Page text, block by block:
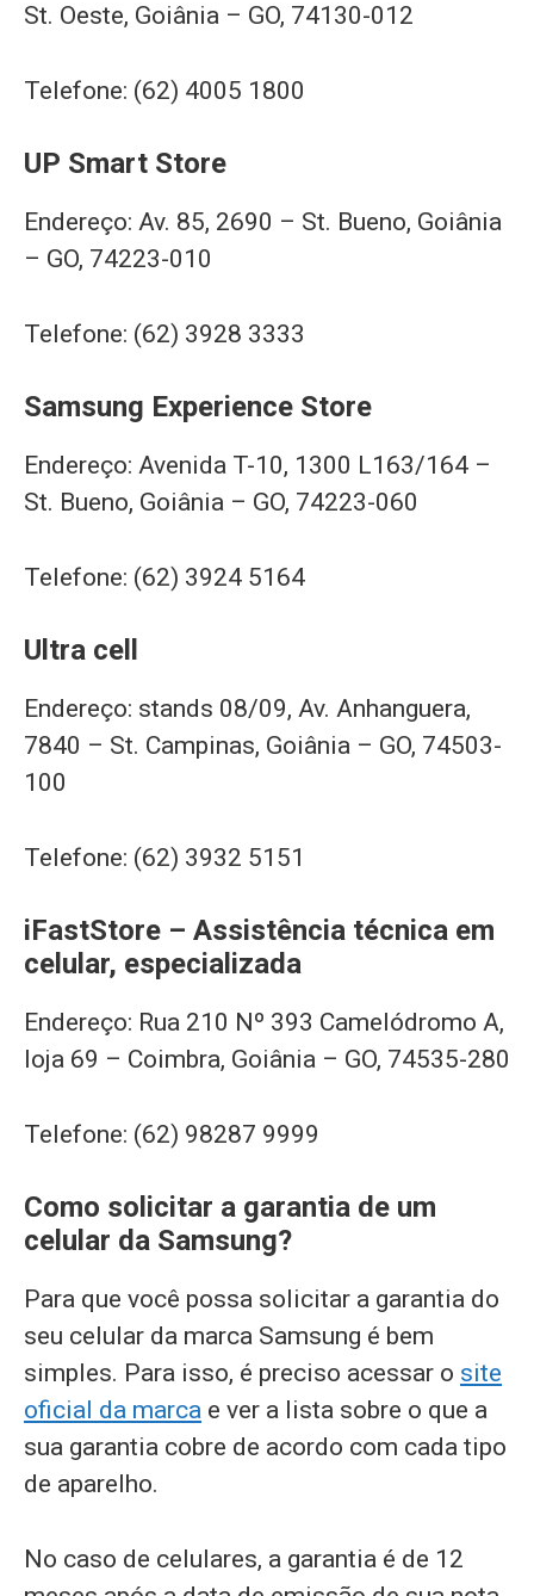
St. Oeste, Goiânia – GO, 74130-012
Telefone: (62) 4005 1800
UP Smart Store
Endereço: Av. 85, 2690 – St. Bueno, Goiânia
– GO, 74223-010
Telefone: (62) 3928 3333
Samsung Experience Store
Endereço: Avenida T-10, 1300 L163/164 –
St. Bueno, Goiânia – GO, 74223-060
Telefone: (62) 3924 5164
Ultra cell
Endereço: stands 08/09, Av. Anhanguera,
7840 – St. Campinas, Goiânia – GO, 74503-
100
Telefone: (62) 3932 5151
iFastStore – Assistência técnica em
celular, especializada
Endereço: Rua 210 Nº 393 Camelódromo A,
loja 69 – Coimbra, Goiânia – GO, 74535-280
Telefone: (62) 98287 9999
Como solicitar a garantia de um
celular da Samsung?
Para que você possa solicitar a garantia do
seu celular da marca Samsung é bem
simples. Para isso, é preciso acessar o site
oficial da marca e ver a lista sobre o que a
sua garantia cobre de acordo com cada tipo
de aparelho.
No caso de celulares, a garantia é de 12